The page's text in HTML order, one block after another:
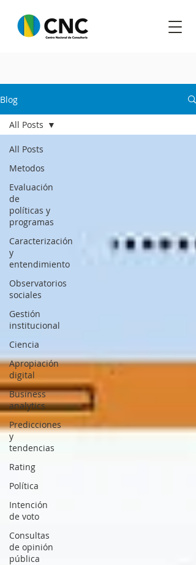
Blog
All Posts
Metodos
Evaluación
de
políticas y
programas
Caracterización
y
entendimiento
Observatorios
sociales
Gestión
institucional
Ciencia
Apropiación
digital
Business
analytics
Predicciones
y
tendencias
Rating
Política
Intención
de voto
Consultas
de opinión
pública
All Posts